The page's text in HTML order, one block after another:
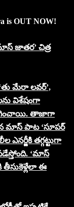
is OUT NOW!
జాతర’ చిత్ర
మేరా లవర్’,
విశేషంగా
తాజాగా
మాస్ పాట ‘సూపర్
తగ్గట్టుగా
‘మాస్
తీసుకెళ్లేలా ఈ